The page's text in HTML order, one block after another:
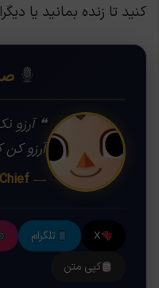
کنید تا زنده بمانید یا
❝ آرزو
آرزو
— Chief
X تلگرام
کپی متن